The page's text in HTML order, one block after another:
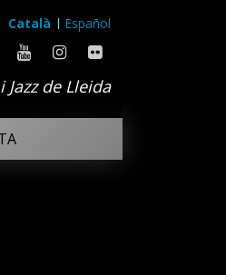
Català
Español
de Lleida